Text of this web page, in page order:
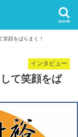
search
笑顔をばらまく！
インタビュー
て笑顔をば